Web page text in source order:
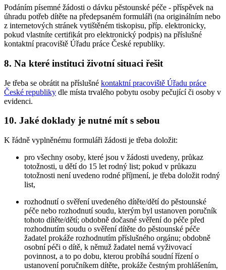
Podáním písemné žádosti o dávku pěstounské péče - příspěvek na
úhradu potřeb dítěte na předepsaném formuláři (na originálním nebo
z internetových stránek vytištěném tiskopisu, příp. elektronicky,
pokud vlastníte certifikát pro elektronický podpis) na příslušné
kontaktní pracoviště Úřadu práce České republiky.
8. Na které instituci životní situaci řešit
Je třeba se obrátit na příslušné kontaktní pracoviště Úřadu práce
České republiky dle místa trvalého pobytu osoby pečující či osoby v
evidenci.
10. Jaké doklady je nutné mít s sebou
K řádně vyplněnému formuláři žádosti je třeba doložit:
pro všechny osoby, které jsou v žádosti uvedeny, průkaz
totožnosti, u dětí do 15 let rodný list; pokud v průkazu
totožnosti není uvedeno rodné příjmení, je třeba doložit rodný
list,
rozhodnutí o svěření uvedeného dítěte/dětí do pěstounské
péče nebo rozhodnutí soudu, kterým byl ustanoven poručník
tohoto dítěte/dětí; obdobně dočasné svěření do péče před
rozhodnutím soudu o svěření dítěte do pěstounské péče
žadatel prokáže rozhodnutím příslušného orgánu; obdobně
osobní péči o dítě, k němuž žadatel nemá vyživovací
povinnost, a to po dobu, kterou probíhá soudní řízení o
ustanovení poručníkem dítěte, prokáže čestným prohlášením,